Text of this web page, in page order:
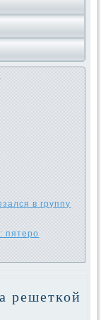
в группу
пятеро
решеткой